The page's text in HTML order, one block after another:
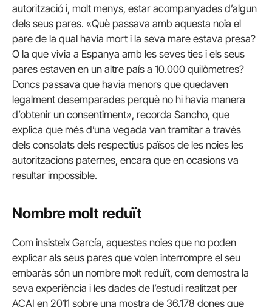
autorització i, molt menys, estar acompanyades d’algun
dels seus pares. «Què passava amb aquesta noia el
pare de la qual havia mort i la seva mare estava presa?
O la que vivia a Espanya amb les seves ties i els seus
pares estaven en un altre país a 10.000 quilòmetres?
Doncs passava que havia menors que quedaven
legalment desemparades perquè no hi havia manera
d’obtenir un consentiment», recorda Sancho, que
explica que més d’una vegada van tramitar a través
dels consolats dels respectius països de les noies les
autoritzacions paternes, encara que en ocasions va
resultar impossible.
Nombre molt reduït
Com insisteix García, aquestes noies que no poden
explicar als seus pares que volen interrompre el seu
embaràs són un nombre molt reduït, com demostra la
seva experiència i les dades de l’estudi realitzat per
ACAI en 2011 sobre una mostra de 36.178 dones que